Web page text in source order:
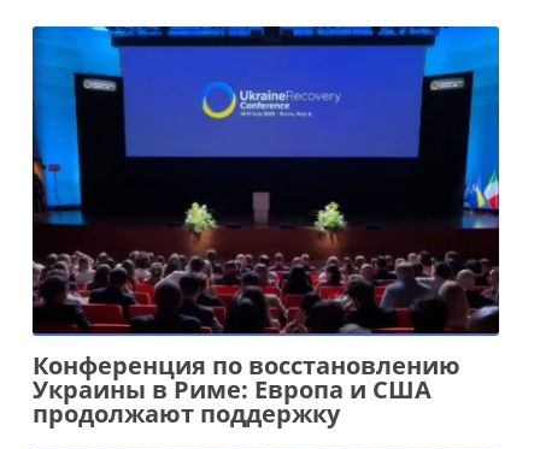
Конференция по восстановлению
Украины в Риме: Европа и США
продолжают поддержку